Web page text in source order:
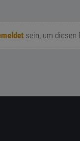
sein, um diesen